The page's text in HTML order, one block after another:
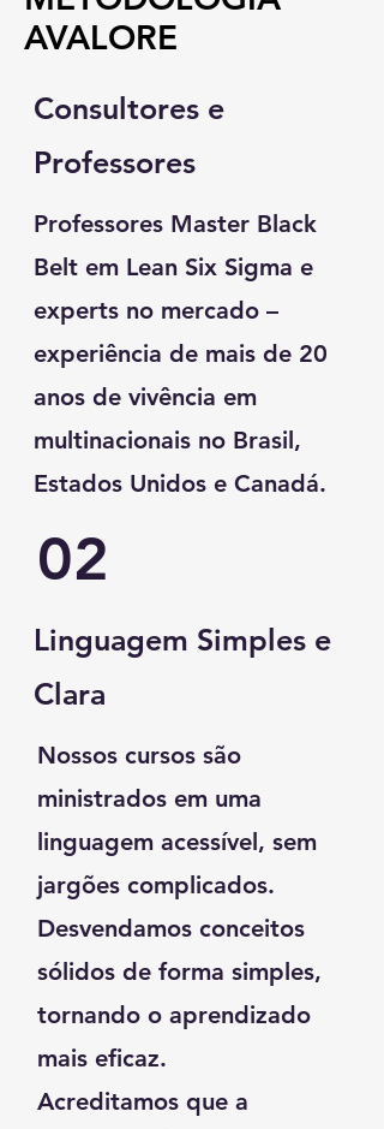
AVALORE
Consultores e
Professores
Professores Master Black
Belt em Lean Six Sigma e
experts no mercado –
experiência de mais de 20
anos de vivência em
multinacionais no Brasil,
Estados Unidos e Canadá.
02
Linguagem Simples e
Clara
Nossos cursos são
ministrados em uma
linguagem acessível, sem
jargões complicados.
Desvendamos conceitos
sólidos de forma simples,
tornando o aprendizado
mais eficaz.
Acreditamos que a